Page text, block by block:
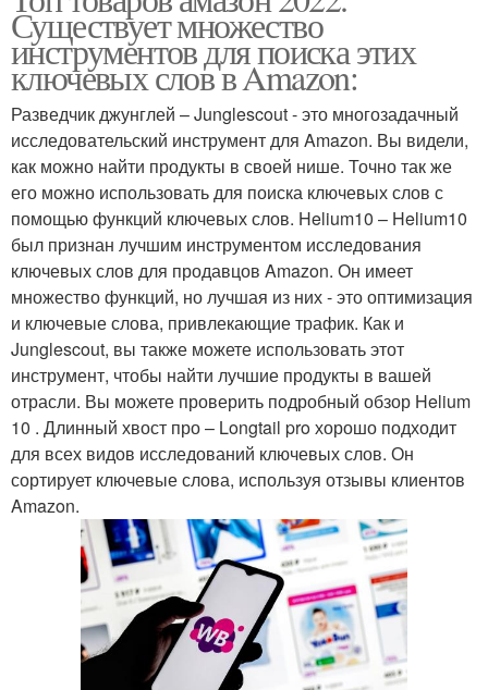
Существует множество
инструментов для поиска этих
ключевых слов в Amazon:
Разведчик джунглей – Junglescout - это многозадачный
исследовательский инструмент для Amazon. Вы видели,
как можно найти продукты в своей нише. Точно так же
его можно использовать для поиска ключевых слов с
помощью функций ключевых слов. Helium10 – Helium10
был признан лучшим инструментом исследования
ключевых слов для продавцов Amazon. Он имеет
множество функций, но лучшая из них - это оптимизация
и ключевые слова, привлекающие трафик. Как и
Junglescout, вы также можете использовать этот
инструмент, чтобы найти лучшие продукты в вашей
отрасли. Вы можете проверить подробный обзор Helium
10 . Длинный хвост про – Longtail pro хорошо подходит
для всех видов исследований ключевых слов. Он
сортирует ключевые слова, используя отзывы клиентов
Amazon.